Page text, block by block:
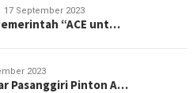
17 September 2023
“ACE unt…
2023
Pasanggiri Pinton A…